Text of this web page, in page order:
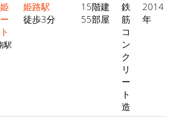
駅
姫路駅
徒歩3分
15階建
55部屋
鉄
筋
コ
ン
ク
リ
ー
ト
造
2014
年